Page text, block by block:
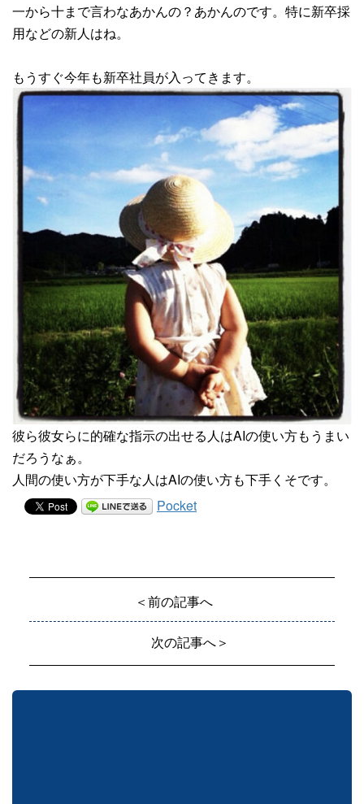
一から十まで言わなあかんの？あかんのです。特に新卒採
用などの新人はね。
もうすぐ今年も新卒社員が入ってきます。
彼ら彼女らに的確な指示の出せる人はAIの使い方もうまい
だろうなぁ。
人間の使い方が下手な人はAIの使い方も下手くそです。
Pocket
＜前の記事へ
次の記事へ＞